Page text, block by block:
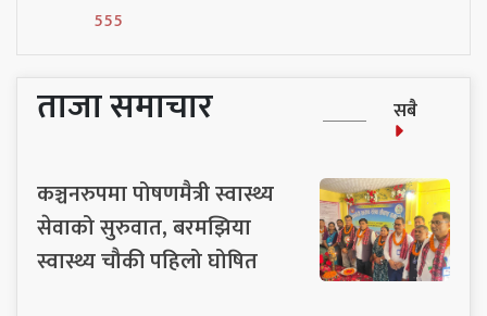
555
ताजा समाचार सबै
कञ्चनरुपमा पोषणमैत्री स्वास्थ्य
सेवाको सुरुवात, बरमझिया
स्वास्थ्य चौकी पहिलो घोषित